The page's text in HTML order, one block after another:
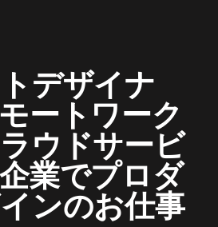
デザイナ
トワーク
ウドサービ
業でプロダ
ンのお仕事